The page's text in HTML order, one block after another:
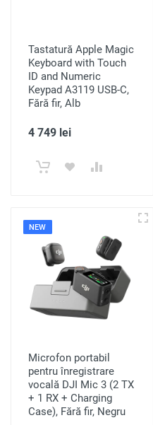
Tastatură Apple Magic
Keyboard with Touch
ID and Numeric
Keypad A3119 USB-C,
Fără fir, Alb
4 749 lei
NEW
Microfon portabil
pentru înregistrare
vocală DJI Mic 3 (2 TX
+ 1 RX + Charging
Case), Fără fir, Negru